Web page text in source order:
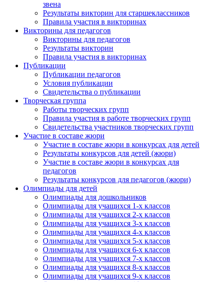
звена
Результаты викторин для старшеклассников
Правила участия в викторинах
Викторины для педагогов
Викторины для педагогов
Результаты викторин
Правила участия в викторинах
Публикации
Публикации педагогов
Условия публикации
Свидетельства о публикации
Творческая группа
Работы творческих групп
Правила участия в работе творческих групп
Свидетельства участников творческих групп
Участие в составе жюри
Участие в составе жюри в конкурсах для детей
Результаты конкурсов для детей (жюри)
Участие в составе жюри в конкурсах для
педагогов
Результаты конкурсов для педагогов (жюри)
Олимпиады для детей
Олимпиады для дошкольников
Олимпиады для учащихся 1-х классов
Олимпиады для учащихся 2-х классов
Олимпиады для учащихся 3-х классов
Олимпиады для учащихся 4-х классов
Олимпиады для учащихся 5-х классов
Олимпиады для учащихся 6-х классов
Олимпиады для учащихся 7-х классов
Олимпиады для учащихся 8-х классов
Олимпиады для учащихся 9-х классов
Подписаться
Нажимая на кнопку, вы даете согласие на обработку своих
персональных данных согласно 152-ФЗ.